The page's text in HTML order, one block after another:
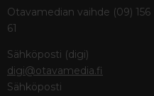
Otavamedian vaihde (09) 156
61
Sähköposti (digi)
digi@otavamedia.fi
Sähköposti